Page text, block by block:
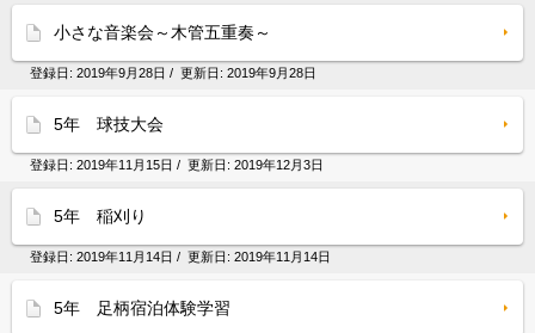
小さな音楽会～木管五重奏～
登録日: 2019年9月28日 / 更新日: 2019年9月28日
5年 球技大会
登録日: 2019年11月15日 / 更新日: 2019年12月3日
5年 稲刈り
登録日: 2019年11月14日 / 更新日: 2019年11月14日
5年 足柄宿泊体験学習